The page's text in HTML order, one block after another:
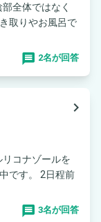
全体ではなく
取りやお風呂で
2名が回答
navigate_next
コナゾールを
です。 2日程前
3名が回答